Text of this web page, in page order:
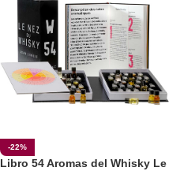
-22%
Libro 54 Aromas del Whisky Le